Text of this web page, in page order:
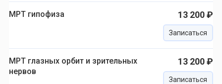
МРТ гипофиза 13 200 ₽
Записаться
МРТ глазных орбит и зрительных
нервов
13 200 ₽
Записаться